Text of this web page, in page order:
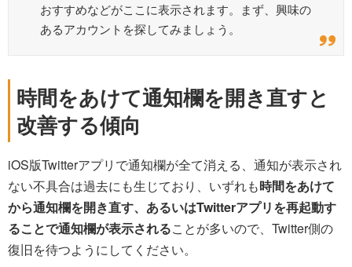
おすすめなどがここに表示されます。まず、興味の
あるアカウントを探してみましょう。
時間をあけて通知欄を開き直すと
改善する傾向
iOS版Twitterアプリで通知欄が全て消える、通知が表示され
ない不具合は過去にも生じており、いずれも時間をあけて
から通知欄を開き直す、あるいはTwitterアプリを再起動す
ることで通知欄が表示されることが多いので、Twitter側の
復旧を待つようにしてください。